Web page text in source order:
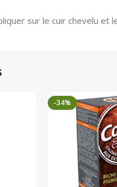
sur le cuir chevelu et
-34%